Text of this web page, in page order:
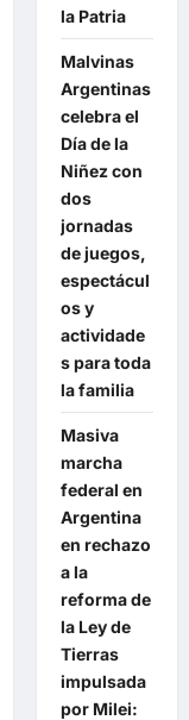
la Patria
Malvinas
Argentinas
celebra el
Día de la
Niñez con
dos
jornadas
de juegos,
espectácul
os y
actividade
s para toda
la familia
Masiva
marcha
federal en
Argentina
en rechazo
a la
reforma de
la Ley de
Tierras
impulsada
por Milei: